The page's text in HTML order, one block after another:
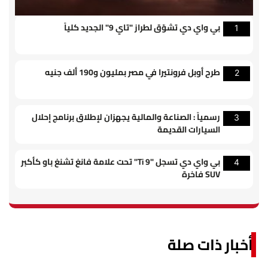
1 بي واي دي تشوّق لطراز "تاي 9" الجديد كلياً
2 طرح أوبل فرونتيرا في مصر بمليون و190 ألف جنيه
3
رسمياً : الصناعة والمالية يجهزان لإطلاق برنامج إحلال
السيارات القديمة
4
بي واي دي تسجل "Ti 9" تحت علامة فانغ تشنغ باو كأكبر
SUV فاخرة
أخبار ذات صلة